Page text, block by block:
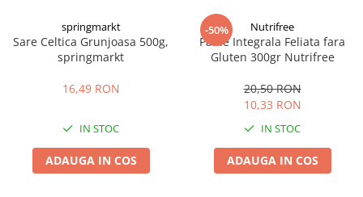
Imunitate
Memorie
Produse sanatate sexuala
Produse pentru Ea
Produse pentru sportivi
Produse instant
Atelierul de cafea si ceaiuri
springmarkt
Sare Celtica Grunjoasa 500g,
springmarkt
16,49 RON
IN STOC
ADAUGA IN COS
-50% Nutrifree
Paine Integrala Feliata fara
Gluten 300gr Nutrifree
20,50 RON
10,33 RON
IN STOC
ADAUGA IN COS